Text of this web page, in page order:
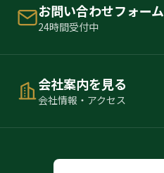
お問い合わせフォーム
24時間受付中
会社案内を見る
会社情報・アクセス